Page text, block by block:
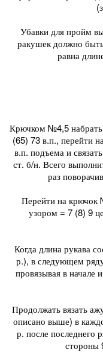
Убавки для пройм
ракушек должно
равна
Крючком №4,5 набрать
(65) 73 в.п., перейти
в.п. подъема и
ст. б/н. Всего
раз
Перейти на
узором = 7 (8) 9
Когда длина рукава
р.), в следующем
провязывая в начале
Продолжать вязать
описано выше) в
р. после последнего
стороны